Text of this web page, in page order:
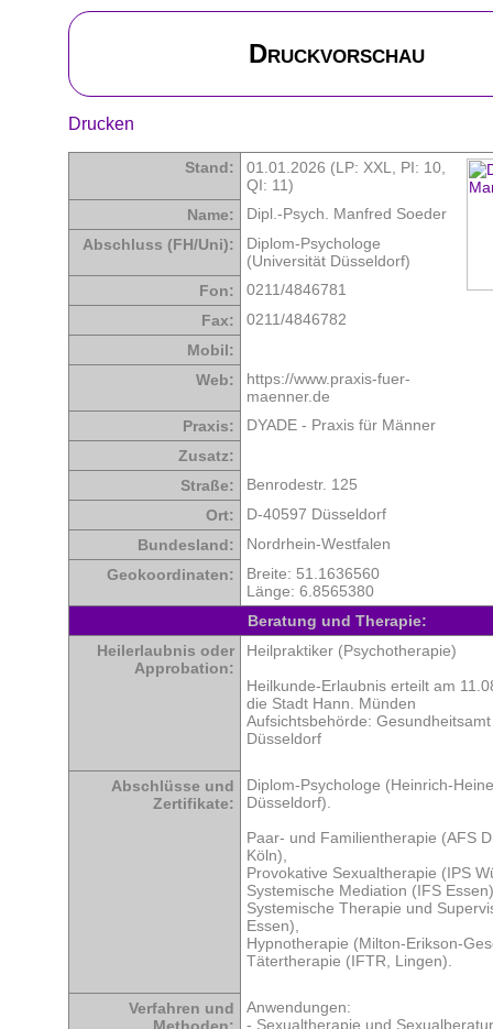
Druckvorschau
Drucken
Stand: 01.01.2026 (LP: XXL, PI: 10
QI: 11)
Name:
Dipl.-Psych. Manfred Soeder
Abschluss (FH/Uni):
Diplom-Psychologe
(Universität Düsseldorf)
Fon:
0211/4846781
Fax:
0211/4846782
Mobil:
Web:
https://www.praxis-fuer-
maenner.de
Praxis:
DYADE - Praxis für Männer
Zusatz:
Straße:
Benrodestr. 125
Ort:
D-40597 Düsseldorf
Bundesland:
Nordrhein-Westfalen
Geokoordinaten:
Breite: 51.1636560
Länge: 6.8565380
Beratung und Therapie:
Heilerlaubnis oder
Approbation:
Heilpraktiker (Psychotherapie)
Heilkunde-Erlaubnis erteilt am
die Stadt Hann. Münden
Aufsichtsbehörde:
Düsseldorf
Abschlüsse und
Zertifikate:
Diplom-Psychologe (Heinrich-
Düsseldorf).
Paar- und Familientherapie (AFS
Köln),
Provokative Sexualtherapie (IPS
Systemische Mediation (IFS
Systemische Therapie und
Essen),
Hypnotherapie (Milton-Erikson-
Tätertherapie (IFTR, Lingen).
Verfahren und
Anwendungen:
- Sexualtherapie und